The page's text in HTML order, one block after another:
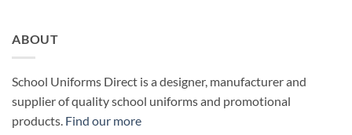
ABOUT
School Uniforms Direct is a designer, manufacturer and
supplier of quality school uniforms and promotional
products. Find our more